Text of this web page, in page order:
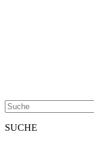
SUCHE